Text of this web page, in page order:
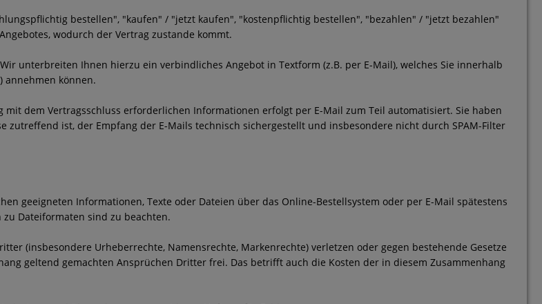
bestellen", "kaufen" / "jetzt kaufen", "kostenpflichtig bestellen", "bezahlen" / "jetzt bezahlen"
wodurch der Vertrag zustande kommt.
unterbreiten Ihnen hierzu ein verbindliches Angebot in Textform (z.B. per E-Mail), welches Sie innerhalb
annehmen können.
dem Vertragsschluss erforderlichen Informationen erfolgt per E-Mail zum Teil automatisiert. Sie haben
ist, der Empfang der E-Mails technisch sichergestellt und insbesondere nicht durch SPAM-Filter
geeigneten Informationen, Texte oder Dateien über das Online-Bestellsystem oder per E-Mail spätestens
Dateiformaten sind zu beachten.
(insbesondere Urheberrechte, Namensrechte, Markenrechte) verletzen oder gegen bestehende Gesetze
geltend gemachten Ansprüchen Dritter frei. Das betrifft auch die Kosten der in diesem Zusammenhang